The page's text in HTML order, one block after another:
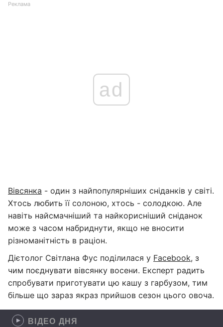
Реклама
ad
Вівсянка - один з найпопулярніших сніданків у світі.
Хтось любить її солоною, хтось - солодкою. Але
навіть найсмачніший та найкорисніший сніданок
може з часом набриднути, якщо не вносити
різноманітність в раціон.
Дієтолог Світлана Фус поділилася у Facebook, з
чим поєднувати вівсянку восени. Експерт радить
спробувати приготувати цю кашу з гарбузом, тим
більше що зараз якраз прийшов сезон цього овоча.
ВІДЕО ДНЯ